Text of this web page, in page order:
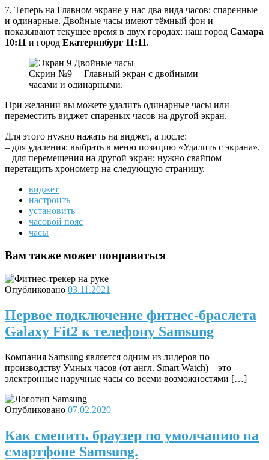
7. Теперь на Главном экране у нас два вида часов: спаренные
и одинарные. Двойные часы имеют тёмный фон и
показывают текущее время в двух городах: наш город Самара
10:11 и город Екатеринбург 11:11.
Скрин №9 – Главный экран с двойными
часами и одинарными.
При желании вы можете удалить одинарные часы или
переместить виджет спареных часов на другой экран.
Для этого нужно нажать на виджет, а после:
– для удаления: выбрать в меню позицию «Удалить с экрана».
– для перемещения на другой экран: нужно свайпом
перетащить хронометр на следующую страницу.
виджет
настроить
установить
часовой пояс
часы
Вам также может понравиться
Опубликовано 03.11.2021
Первое подключение фитнес-браслета
Galaxy Fit2 к телефону Samsung
Компания Samsung является одним из лидеров по
производству Умных часов (от англ. Smart Watch) – это
электронные наручные часы со всеми возможностями […]
Опубликовано 07.02.2020
Как сменить браузер по умолчанию на
смартфоне Samsung.